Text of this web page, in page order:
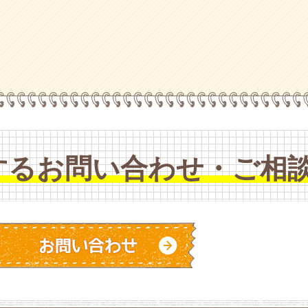
お問い合わせ・ご相